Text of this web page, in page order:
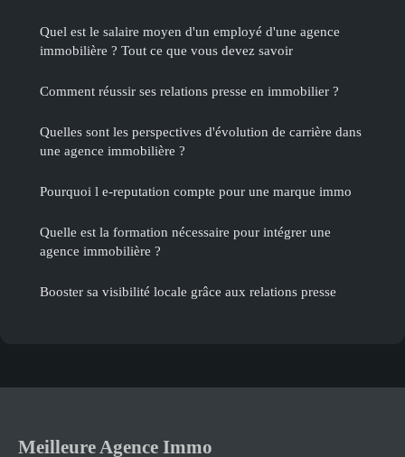
Quel est le salaire moyen d'un employé d'une agence
immobilière ? Tout ce que vous devez savoir
Comment réussir ses relations presse en immobilier ?
Quelles sont les perspectives d'évolution de carrière dans
une agence immobilière ?
Pourquoi l e-reputation compte pour une marque immo
Quelle est la formation nécessaire pour intégrer une
agence immobilière ?
Booster sa visibilité locale grâce aux relations presse
Meilleure Agence Immo